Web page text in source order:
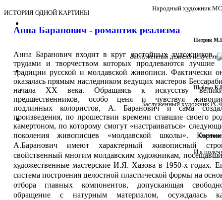
Народный художник
Петрик
Заслуженный деятель
Шебеко
Заслуженный художник
Овсепян
И я
МУЗЕЙ И ЗРИТЕЛЬ
ПРИДНЕСТРОВЬЕ - ЖИВОПИСНЫЙ КРАЙ ОТКРЫТЫЙ МУЗЕЙ
ИСТОРИЯ ОДНОЙ КАРТИНЫ СМИ О МУЗЕЕ
ИСТОРИЯ ОДНОЙ КАРТИНЫ
Анна Баранович - романтик реализма
Анна Баранович входит в круг достойных художников,
трудами и творчеством которых продлеваются лучшие
традиции русской и молдавской живописи. Фактически
оказалась прямым наследником ведущих мастеров
начала ХХ века. Обращаясь к искусству
предшественников, особо ценя и чувствуя
подлинных колористов, А. Баранович и сама
произведения, по прошествии времени ставшие своего
камертоном, по которому смогут «настраиваться»
поколения живописцев «молдавской школы».
А.Баранович имеют характерный живописный
свойственный многим молдавским художникам,
художественные мастерские И.Я. Хазова в 1950-х годах.
система построения целостной пластической формы на
отбора главных компонентов, допускающая
обращение с натурным материалом, осуждалась